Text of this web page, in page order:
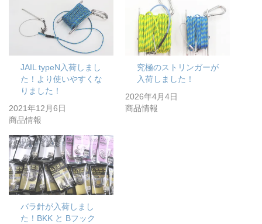
JAIL typeN入荷しまし
た！より使いやすくな
りました！
2021年12月6日
商品情報
究極のストリンガーが
入荷しました！
2026年4月4日
商品情報
バラ針が入荷しまし
た！BKK と Bフック